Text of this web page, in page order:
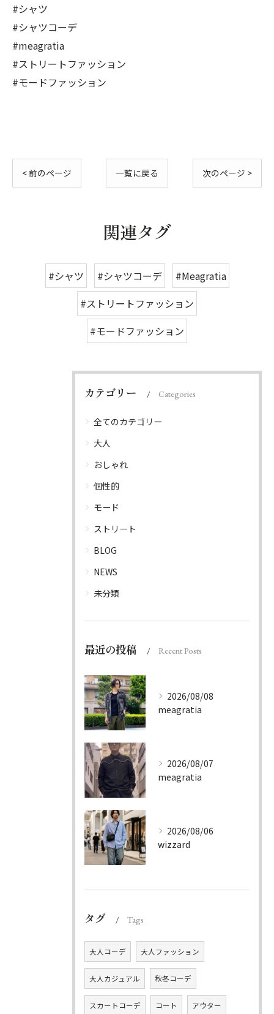
#シャツ
#シャツコーデ
#meagratia
#ストリートファッション
#モードファッション
< 前のページ 一覧に戻る 次のページ >
関連タグ
#シャツ #シャツコーデ
#Meagratia
#ストリートファッション
#モードファッション
カテゴリー Categories
全てのカテゴリー
大人
おしゃれ
個性的
モード
ストリート
BLOG
NEWS
未分類
最近の投稿 Recent Posts
2026/08/08
meagratia
2026/08/07
meagratia
2026/08/06
wizzard
タグ Tags
大人コーデ 大人ファッション
大人カジュアル 秋冬コーデ
スカートコーデ コート アウター